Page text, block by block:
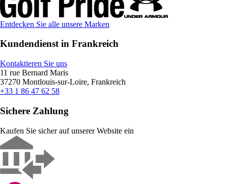
Entdecken Sie alle unsere Marken
Kundendienst in Frankreich
Kontaktieren Sie uns
11 rue Bernard Maris
37270 Montlouis-sur-Loire, Frankreich
+33 1 86 47 62 58
Sichere Zahlung
Kaufen Sie sicher auf unserer Website ein